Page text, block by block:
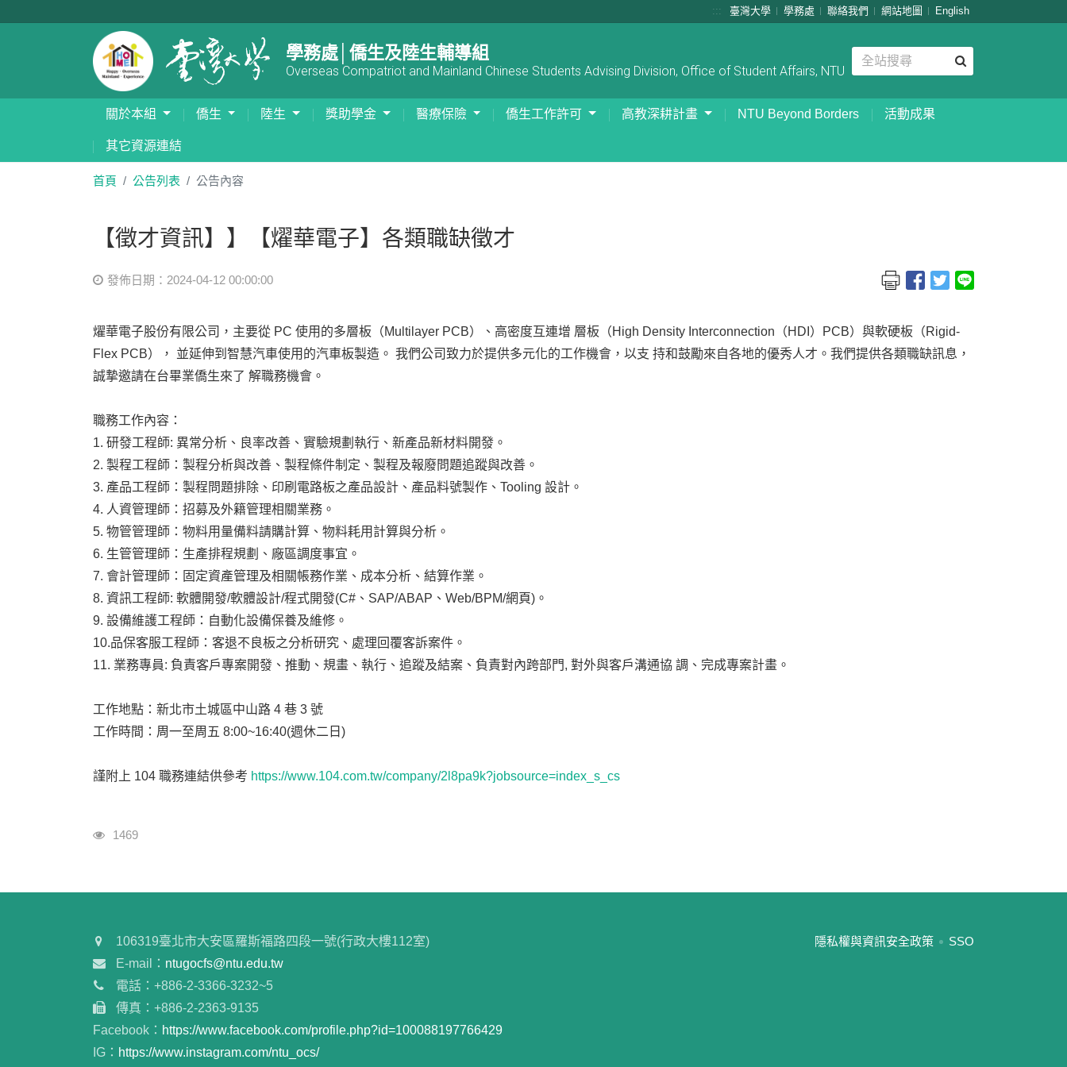
::: 臺灣大學 學務處 聯絡我們 網站地圖 English
學務處│僑生及陸生輔導組
Overseas Compatriot and Mainland Chinese Students Advising Division, Office of Student Affairs, NTU
關於本組 僑生 陸生 獎助學金 醫療保險 僑生工作許可 高教深耕計畫 NTU Beyond Borders 活動成果
其它資源連結
首頁 公告列表 公告內容
【徵才資訊】】【燿華電子】各類職缺徵才
發佈日期：2024-04-12 00:00:00
燿華電子股份有限公司，主要從 PC 使用的多層板（Multilayer PCB）、高密度互連增 層板（High Density Interconnection（HDI）PCB）與軟硬板（Rigid-
Flex PCB）， 並延伸到智慧汽車使用的汽車板製造。 我們公司致力於提供多元化的工作機會，以支 持和鼓勵來自各地的優秀人才。我們提供各類職缺訊息，
誠摯邀請在台畢業僑生來了 解職務機會。
職務工作內容：
1. 研發工程師: 異常分析、良率改善、實驗規劃執行、新產品新材料開發。
2. 製程工程師：製程分析與改善、製程條件制定、製程及報廢問題追蹤與改善。
3. 產品工程師：製程問題排除、印刷電路板之產品設計、產品料號製作、Tooling 設計。
4. 人資管理師：招募及外籍管理相關業務。
5. 物管管理師：物料用量備料請購計算、物料耗用計算與分析。
6. 生管管理師：生產排程規劃、廠區調度事宜。
7. 會計管理師：固定資產管理及相關帳務作業、成本分析、結算作業。
8. 資訊工程師: 軟體開發/軟體設計/程式開發(C#、SAP/ABAP、Web/BPM/網頁)。
9. 設備維護工程師：自動化設備保養及維修。
10.品保客服工程師：客退不良板之分析研究、處理回覆客訴案件。
11. 業務專員: 負責客戶專案開發、推動、規畫、執行、追蹤及結案、負責對內跨部門, 對外與客戶溝通協 調、完成專案計畫。
工作地點：新北市土城區中山路 4 巷 3 號
工作時間：周一至周五 8:00~16:40(週休二日)
謹附上 104 職務連結供參考 https://www.104.com.tw/company/2l8pa9k?jobsource=index_s_cs
瀏覽人次
1469
:::
隱私權與資訊安全政策 SSO
106319臺北市大安區羅斯福路四段一號(行政大樓112室)
E-mail： ntugocfs@ntu.edu.tw
電話：+886-2-3366-3232~5
傳真：+886-2-2363-9135
Facebook： https://www.facebook.com/profile.php?id=100088197766429
IG： https://www.instagram.com/ntu_ocs/